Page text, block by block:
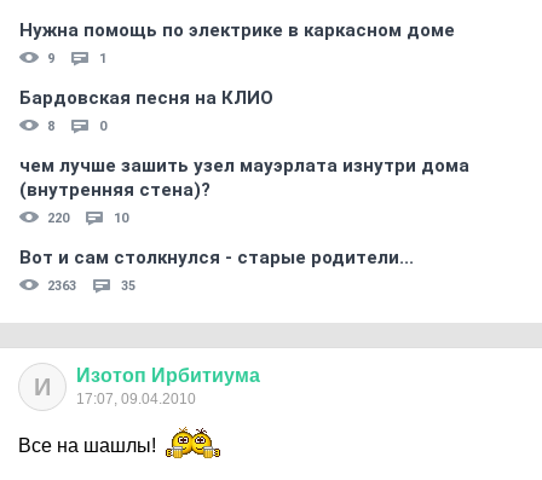
Нужна помощь по электрике в каркасном доме
9 1
Бардовская песня на КЛИО
8 0
чем лучше зашить узел мауэрлата изнутри дома
(внутренняя стена)?
220 10
Вот и сам столкнулся - старые родители...
2363 35
И Изотоп Ирбитиума
17:07, 09.04.2010
Все на шашлы!